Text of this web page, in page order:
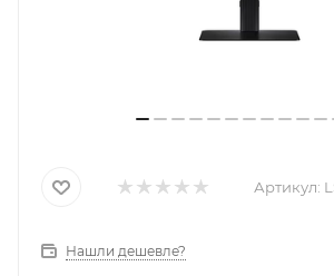
Артикул:
Нашли дешевле?